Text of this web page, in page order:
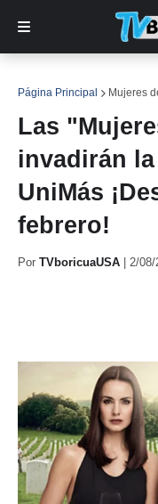
Página Principal Mujeres
Las
invadirán
UniMás
febrero!
Por TVboricuaUSA 2/08/